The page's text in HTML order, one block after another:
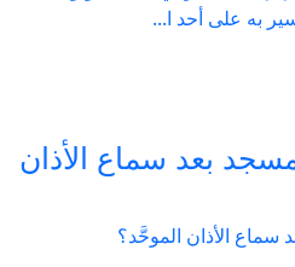
به على أحد ا...
بعد سماع الأذان
الأذان الموحَّد؟